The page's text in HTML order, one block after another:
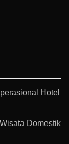
Hotel
Domestik